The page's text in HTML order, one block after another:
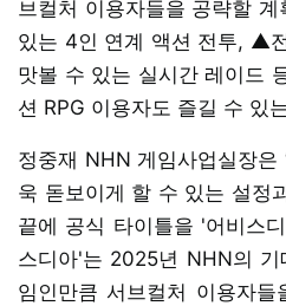
브컬처 이용자들을 공략할
있는 4인 연계 액션 전투, ▲
맛볼 수 있는 실시간 레이드
션 RPG 이용자도 즐길 수 있
정중재 NHN 게임사업실장은
욱 돋보이게 할 수 있는 설정
끝에 공식 타이틀을 '어비스
스디아'는 2025년 NHN의
임인만큼 서브컬처 이용자